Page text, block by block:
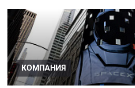
КОМПАНИЯ